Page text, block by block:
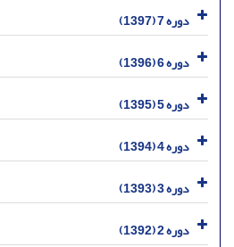
دوره 7 (1397)
دوره 6 (1396)
دوره 5 (1395)
دوره 4 (1394)
دوره 3 (1393)
دوره 2 (1392)